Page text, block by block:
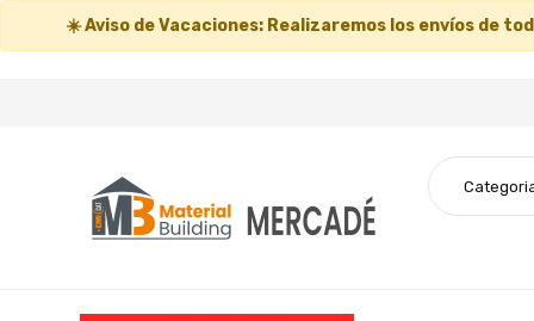
☀️Aviso de Vacaciones:Realizaremos los envíos de